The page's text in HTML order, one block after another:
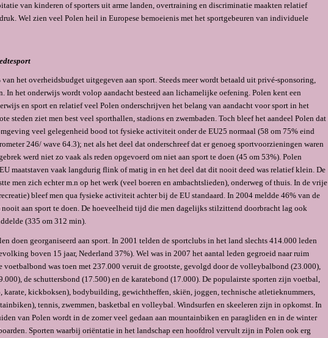
van kinderen of sporters uit arme landen, overtraining en discriminatie maakten relatief
Wel zien veel Polen heil in Europese bemoeienis met het sportgebeuren van individuele
het overheidsbudget uitgegeven aan sport. Steeds meer wordt betaald uit privé-sponsoring,
In het onderwijs wordt volop aandacht besteed aan lichamelijke oefening. Polen kent een
en sport en relatief veel Polen onderschrijven het belang van aandacht voor sport in het
steden ziet men best veel sporthallen, stadions en zwembaden. Toch bleef het aandeel Polen dat
veel gelegenheid bood tot fysieke activiteit onder de EU25 normaal (58 om 75% eind
246/ wave 64.3); net als het deel dat onderschreef dat er genoeg sportvoorzieningen waren
werd niet zo vaak als reden opgevoerd om niet aan sport te doen (45 om 53%). Polen
maatstaven vaak langdurig flink of matig in en het deel dat dit nooit deed was relatief klein. De
men zich echter m.n op het werk (veel boeren en ambachtslieden), onderweg of thuis. In de vrije
bleef men qua fysieke activiteit achter bij de EU standaard. In 2004 meldde 46% van de
nooit aan sport te doen. De hoeveelheid tijd die men dagelijks stilzittend doorbracht lag ook
(335 om 312 min).
doen georganiseerd aan sport. In 2001 telden de sportclubs in het land slechts 414.000 leden
boven 15 jaar, Nederland 37%). Wel was in 2007 het aantal leden gegroeid naar ruim
voetbalbond was toen met 237.000 veruit de grootste, gevolgd door de volleybalbond (23.000),
de schuttersbond (17.500) en de karatebond (17.000). De populairste sporten zijn voetbal,
karate, kick­boksen), bodybuilding, gewichtheffen, skiën, joggen, technische atletieknummers,
tennis, zwemmen, basketbal en volleybal. Windsurfen en skee­leren zijn in opkomst. In
van Polen wordt in de zomer veel gedaan aan mountainbiken en paragliden en in de winter
Sporten waarbij oriëntatie in het landschap een hoofdrol vervult zijn in Polen ook erg